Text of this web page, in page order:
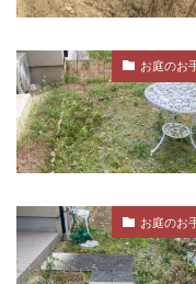
お庭のお
お庭のお